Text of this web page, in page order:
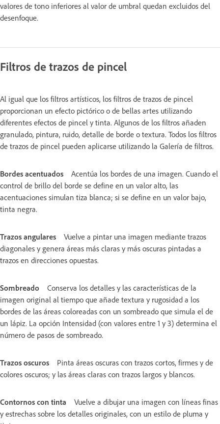
valores de tono inferiores al valor de umbral quedan excluidos del
desenfoque.
Filtros de trazos de pincel
Al igual que los filtros artísticos, los filtros de trazos de pincel
proporcionan un efecto pictórico o de bellas artes utilizando
diferentes efectos de pincel y tinta. Algunos de los filtros añaden
granulado, pintura, ruido, detalle de borde o textura. Todos los filtros
de trazos de pincel pueden aplicarse utilizando la Galería de filtros.
Bordes acentuados
Acentúa los bordes de una imagen. Cuando el
control de brillo del borde se define en un valor alto, las
acentuaciones simulan tiza blanca; si se define en un valor bajo,
tinta negra.
Trazos angulares
Vuelve a pintar una imagen mediante trazos
diagonales y genera áreas más claras y más oscuras pintadas a
trazos en direcciones opuestas.
Sombreado
Conserva los detalles y las características de la
imagen original al tiempo que añade textura y rugosidad a los
bordes de las áreas coloreadas con un sombreado que simula el de
un lápiz. La opción Intensidad (con valores entre 1 y 3) determina el
número de pasos de sombreado.
Trazos oscuros
Pinta áreas oscuras con trazos cortos, firmes y de
colores oscuros; y las áreas claras con trazos largos y blancos.
Contornos con tinta
Vuelve a dibujar una imagen con líneas finas
y estrechas sobre los detalles originales, con un estilo de pluma y